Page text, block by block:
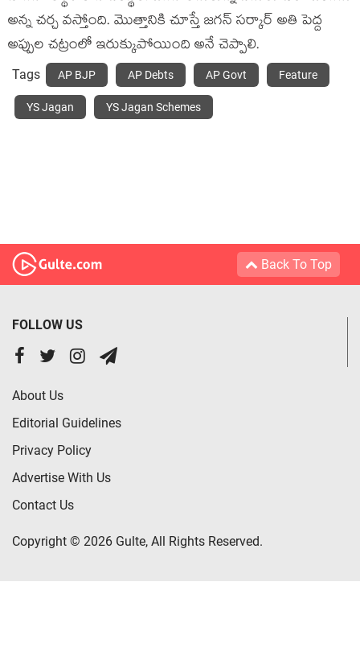
అన్న చర్చ వస్తోంది. మొత్తానికి చూస్తే జగన్ సర్కార్ అతి పెద్ద
అప్పుల‌ చట్రంలో ఇరుక్కుపోయింది అనే చెప్పాలి.
Tags AP BJP AP Debts AP Govt Feature
YS Jagan YS Jagan Schemes
Back To Top
FOLLOW US
About Us
Editorial Guidelines
Privacy Policy
Advertise With Us
Contact Us
Copyright © 2026 Gulte, All Rights Reserved.